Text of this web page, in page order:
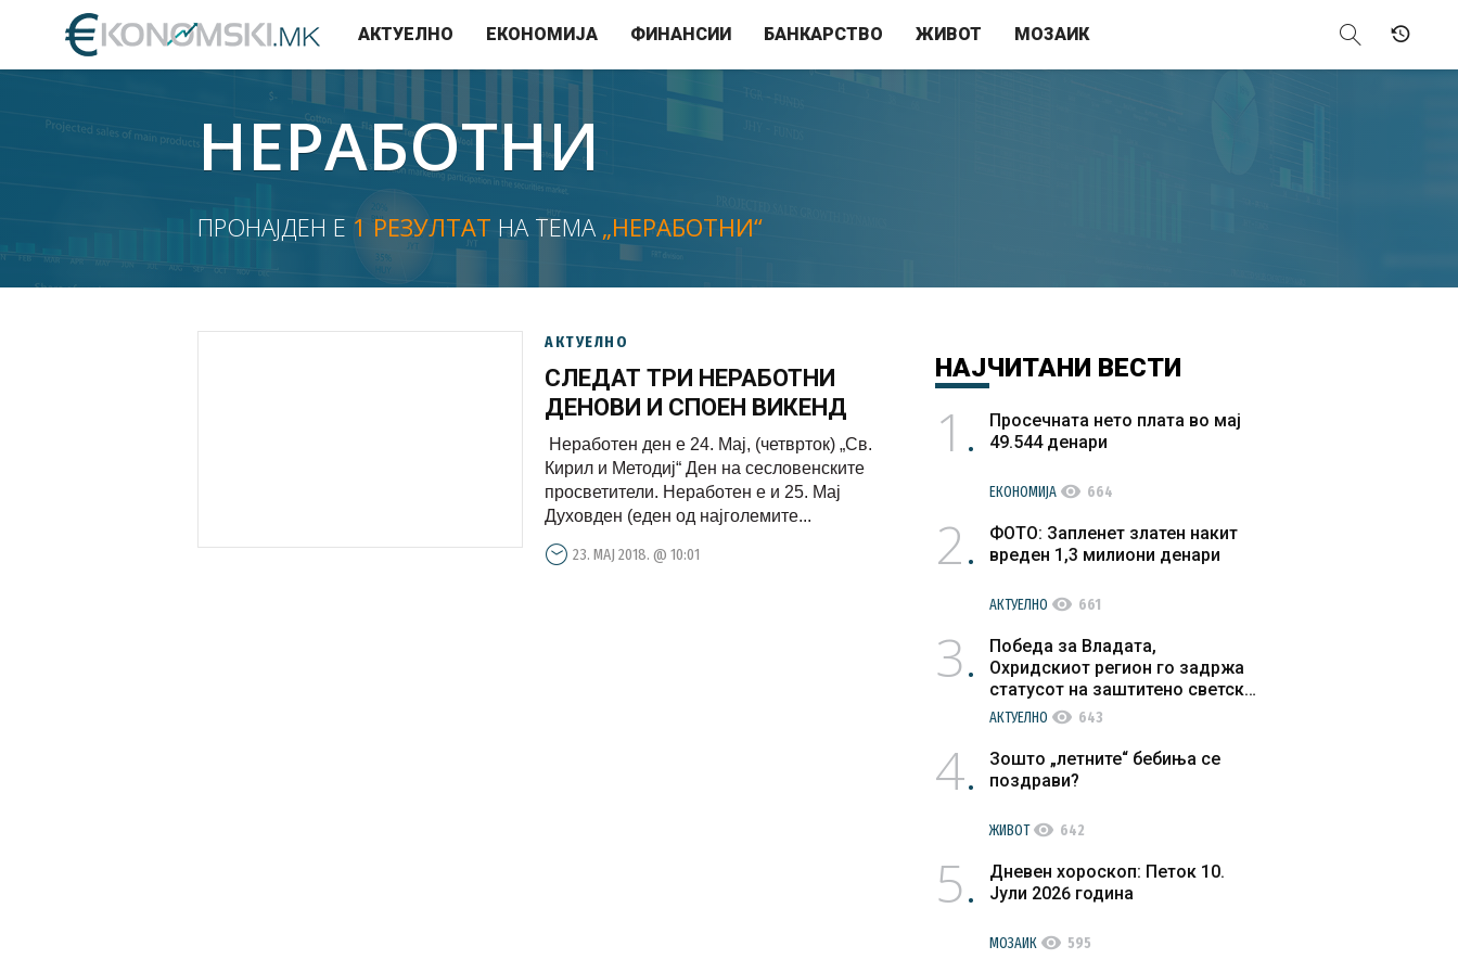
АКТУЕЛНО ЕКОНОМИЈА ФИНАНСИИ БАНКАРСТВО ЖИВОТ МОЗАИК
НЕРАБОТНИ
ПРОНАЈДЕН Е 1 РЕЗУЛТАТ НА ТЕМА „НЕРАБОТНИ“
АКТУЕЛНО
СЛЕДАТ ТРИ НЕРАБОТНИ
ДЕНОВИ И СПОЕН ВИКЕНД
Неработен ден е 24. Мај, (четврток) „Св.
Кирил и Методиј“ Ден на сесловенските
просветители. Неработен е и 25. Мај
Духовден (еден од најголемите...
23. МАЈ 2018. @ 10:01
НАЈЧИТАНИ ВЕСТИ
1
Просечната нето плата во мај
49.544 денари
ЕКОНОМИЈА visibility 664
2
ФОТО: Запленет златен накит
вреден 1,3 милиони денари
АКТУЕЛНО visibility 661
3
Победа за Владата,
Охридскиот регион го задржа
статусот на заштитено светско
културно наследство
АКТУЕЛНО visibility 643
4
Зошто „летните“ бебиња се
поздрави?
ЖИВОТvisibility 642
5
Дневен хороскоп: Петок 10.
Јули 2026 година
МОЗАИК visibility 595